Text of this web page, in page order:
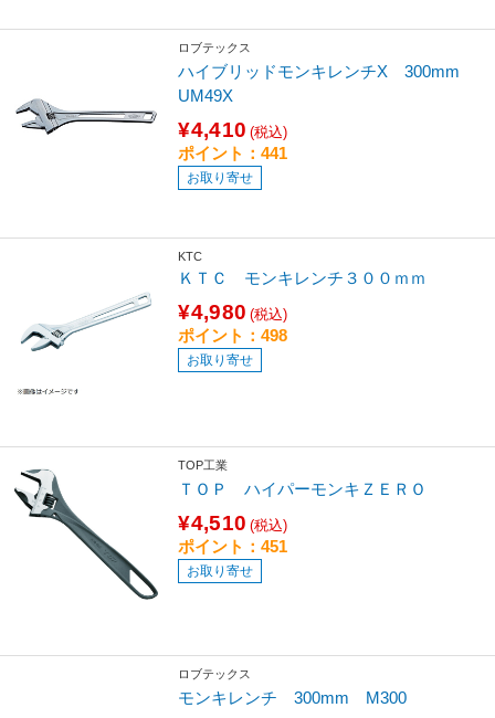
ロブテックス
ハイブリッドモンキレンチX 300mm
UM49X
¥4,410 (税込)
ポイント：441
お取り寄せ
KTC
ＫＴＣ モンキレンチ３００ｍｍ
¥4,980 (税込)
ポイント：498
お取り寄せ
TOP工業
ＴＯＰ ハイパーモンキＺＥＲＯ
¥4,510 (税込)
ポイント：451
お取り寄せ
ロブテックス
モンキレンチ 300mm M300